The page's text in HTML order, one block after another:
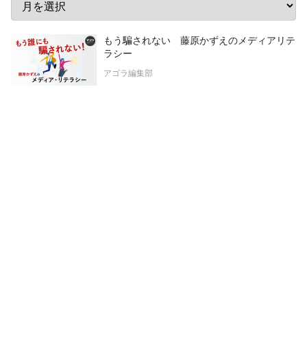
もう騙されない 藤原かずえのメディアリテ
ラシー
アゴラ編集部